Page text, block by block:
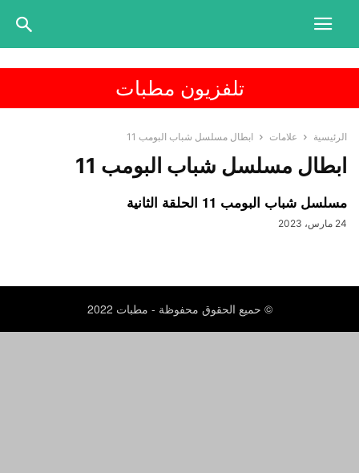
تلفزيون مطبات
الرئيسية علامات ابطال مسلسل شباب البومب 11
ابطال مسلسل شباب البومب 11
مسلسل شباب البومب 11 الحلقة الثانية
24 مارس، 2023
© حميع الحقوق محفوظة - مطبات 2022